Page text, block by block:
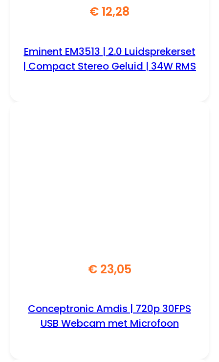
€12,28
Eminent EM3513 | 2.0 Luidsprekerset
| Compact Stereo Geluid | 34W RMS
€23,05
Conceptronic Amdis | 720p 30FPS
USB Webcam met Microfoon